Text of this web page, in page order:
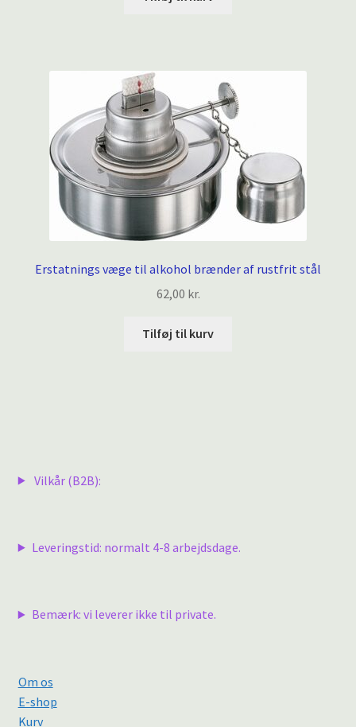
Erstatnings væge til alkohol brænder af rustfrit stål
62,00 kr.
Tilføj til kurv
Vilkår (B2B):
Leveringstid: normalt 4-8 arbejdsdage.
Bemærk: vi leverer ikke til private.
Om os
E-shop
Kurv